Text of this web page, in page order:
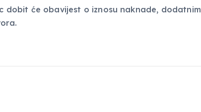
dobit će obavijest o iznosu naknade, dodatnim